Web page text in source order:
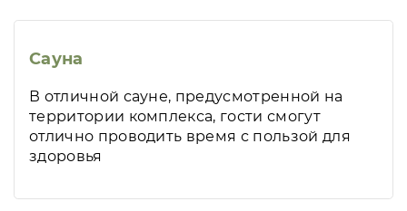
Сауна
В отличной сауне, предусмотренной на
территории комплекса, гости смогут
отлично проводить время с пользой для
здоровья